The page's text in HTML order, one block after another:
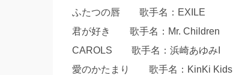
ふたつの唇 歌手名：EXILE
君が好き 歌手名：Mr. Children
CAROLS 歌手名：浜崎あゆみI
愛のかたまり 歌手名：KinKi Kids